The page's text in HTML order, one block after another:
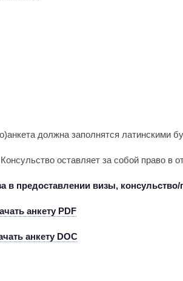
должна заполнятся латинскими
Консульство оставляет за собой право в
в предоставлении визы,
анкету PDF
анкету DOC